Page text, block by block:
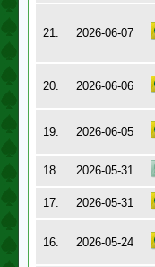
21. 2026-06-07
20. 2026-06-06
19. 2026-06-05
18. 2026-05-31
17.
2026-05-31
16. 2026-05-24